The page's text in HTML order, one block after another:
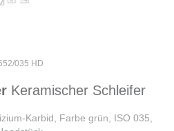
035 HD
Keramischer Schleifer
Karbid, Farbe grün, ISO 035,